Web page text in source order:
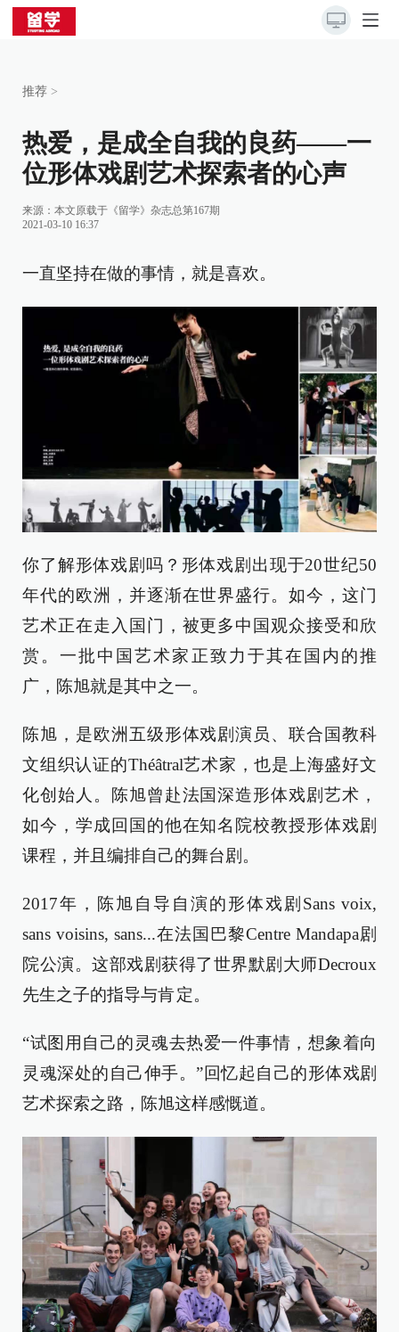
推荐 >
热爱，是成全自我的良药——一
位形体戏剧艺术探索者的心声
来源： 本文原载于《留学》杂志总第167期
2021-03-10 16:37
一直坚持在做的事情，就是喜欢。
你了解形体戏剧吗？形体戏剧出现于20世纪50
年代的欧洲，并逐渐在世界盛行。如今，这门
艺术正在走入国门，被更多中国观众接受和欣
赏。一批中国艺术家正致力于其在国内的推
广，陈旭就是其中之一。
陈旭，是欧洲五级形体戏剧演员、联合国教科
文组织认证的Théâtral艺术家，也是上海盛好文
化创始人。陈旭曾赴法国深造形体戏剧艺术，
如今，学成回国的他在知名院校教授形体戏剧
课程，并且编排自己的舞台剧。
2017年，陈旭自导自演的形体戏剧Sans voix,
sans voisins, sans...在法国巴黎Centre Mandapa剧
院公演。这部戏剧获得了世界默剧大师Decroux
先生之子的指导与肯 定。
“试图用自己的灵魂去热爱一件事情，想象着向
灵魂深处的自己伸手。”回忆起自己的形体戏剧
艺术探索之路，陈旭这样感慨道。